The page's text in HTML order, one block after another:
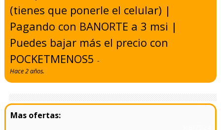
(tienes que ponerle el celular) |
Pagando con BANORTE a 3 msi |
Puedes bajar más el precio con
POCKETMENOS5-
Hace 2 años.